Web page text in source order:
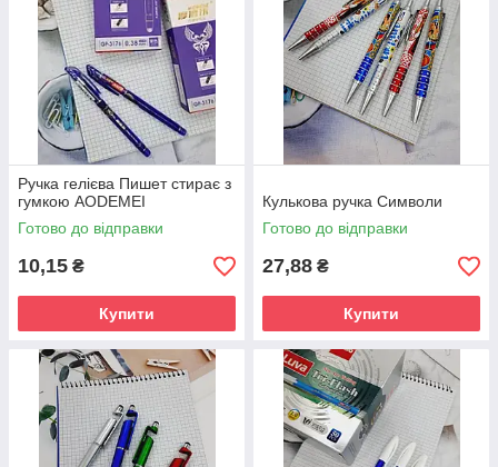
Ручка гелієва Пишет стирає з
гумкою АODEMEI
Готово до відправки
10,15 ₴
Купити
Кулькова ручка Символи
Готово до відправки
27,88 ₴
Купити